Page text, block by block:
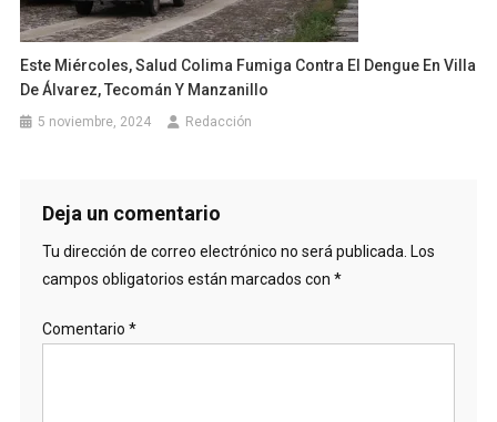
Este Miércoles, Salud Colima Fumiga Contra El Dengue En Villa
De Álvarez, Tecomán Y Manzanillo
5 noviembre, 2024 Redacción
Deja un comentario
Tu dirección de correo electrónico no será publicada. Los
campos obligatorios están marcados con *
Comentario *